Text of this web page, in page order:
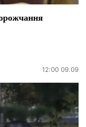
12:00 09.09